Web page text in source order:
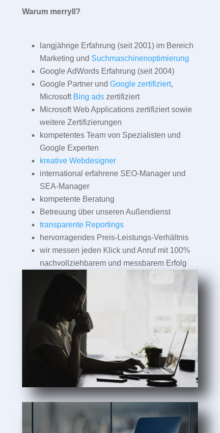
Warum merryll?
langjährige Erfahrung (seit 2001) im Bereich
Marketing und Suchmaschinenoptimierung
Google AdWords Erfahrung (seit 2004)
Google Partner und Google zertifiziert,
Microsoft Bing adszertifiziert
Microsoft Web Applications zertifiziert sowie
weitere Zertifizierungen
kompetentes Team von Spezialisten und
Google Experten
kreative Webdesigner
international erfahrene SEO-Manager und
SEA-Manager
kompetente Beratung
Betreuung über unseren Außendienst
transparente Reportings
hervorragendes Preis-Leistungs-Verhältnis
wir messen jeden Klick und Anruf mit 100%
nachvollziehbarem und messbarem Erfolg